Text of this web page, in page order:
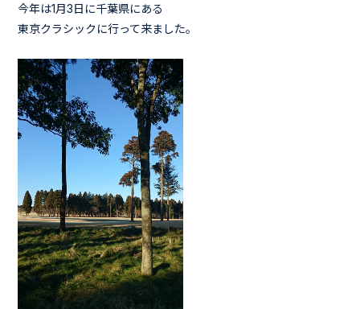
今年は1月3日に千葉県にある
東京クラシックに行って来ました。